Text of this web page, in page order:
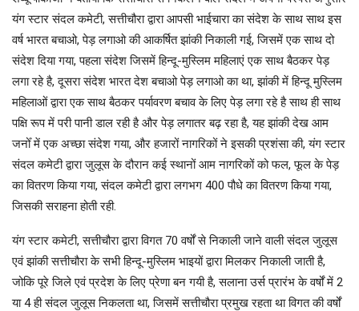
यंग स्टार संदल कमेटी, सत्तीचौरा द्वारा आपसी भाईचारा का संदेश के साथ साथ इस
वर्ष भारत बचाओ, पेड़ लगाओ की आकर्षित झांकी निकाली गई, जिसमें एक साथ दो
संदेश दिया गया, पहला संदेश जिसमें हिन्दू-मुस्लिम महिलाएं एक साथ बैठकर पेड़
लगा रहे है, दूसरा संदेश भारत देश बचाओ पेड़ लगाओ का था, झांकी में हिन्दू मुस्लिम
महिलाओं द्वारा एक साथ बैठकर पर्यावरण बचाव के लिए पेड़ लगा रहे है साथ ही साथ
पक्षि रूप में परी पानी डाल रही है और पेड़ लगातर बढ़ रहा है, यह झांकी देख आम
जनोँ में एक अच्छा संदेश गया, और हजारों नागरिकों ने इसकी प्रशंसा की, यंग स्टार
संदल कमेटी द्वारा जुलूस के दौरान कई स्थानों आम नागरिकों को फल, फूल के पेड़
का वितरण किया गया, संदल कमेटी द्वारा लगभग 400 पौधे का वितरण किया गया,
जिसकी सराहना होती रही.
यंग स्टार कमेटी, सत्तीचौरा द्वारा विगत 70 वर्षों से निकाली जाने वाली संदल जुलूस
एवं झांकी सत्तीचौरा के सभी हिन्दू-मुस्लिम भाइयों द्वारा मिलकर निकाली जाती है,
जोकि पूरे जिले एवं प्रदेश के लिए प्रेणा बन गयी है, सलाना उर्स प्रारंभ के वर्षों में 2
या 4 ही संदल जुलूस निकलता था, जिसमें सत्तीचौरा प्रमुख रहता था विगत की वर्षों